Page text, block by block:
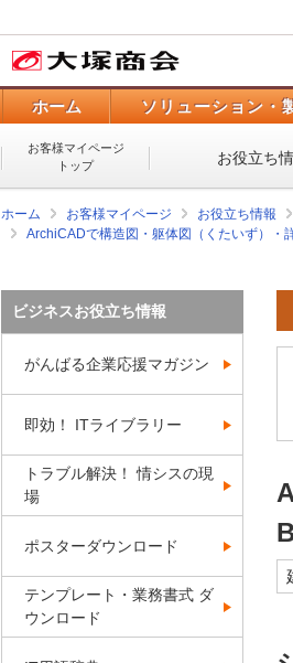
ホーム ソリューション・
お客様マイページ
トップ
お役立ち
ホーム お客様マイページ お役立ち情報
ArchiCADで構造図・躯体図（くたいず）・
ビジネスお役立ち情報
がんばる企業応援マガジン
即効！ ITライブラリー
トラブル解決！ 情シスの現
場
ポスターダウンロード
テンプレート・業務書式 ダ
ウンロード